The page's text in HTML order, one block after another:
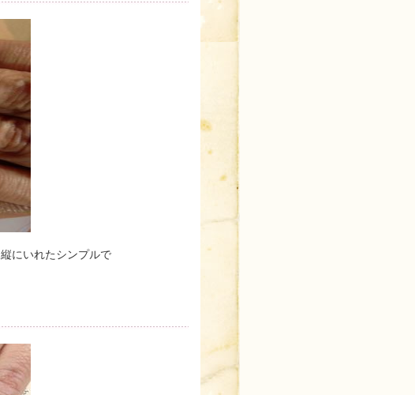
にいれたシンプルで